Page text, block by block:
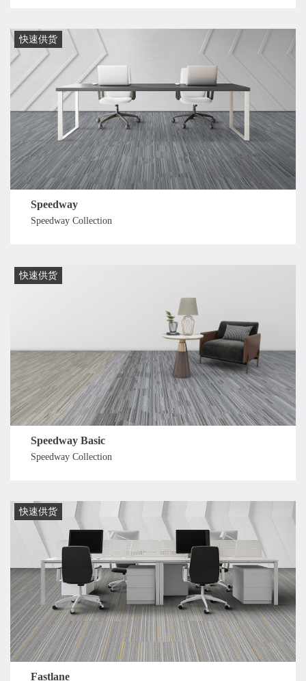
快速供货
Speedway
Speedway Collection
快速供货
Speedway Basic
Speedway Collection
快速供货
Fastlane